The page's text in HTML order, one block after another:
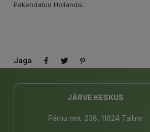
Pakendatud Hollandis.
Jaga
JÄRVE KESKUS
Pärnu mnt. 238, 11624 Tallinn